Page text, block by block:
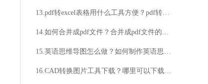
13.pdf转excel表格用什么工具方便？pdf转excel表格步骤分享
14.如何合并成pdf文件？合并成pdf文件的方法
15.英语思维导图怎么做？如何制作英语思维导图？
16.CAD转换图片工具下载？哪里可以下载CAD转换图片工具？